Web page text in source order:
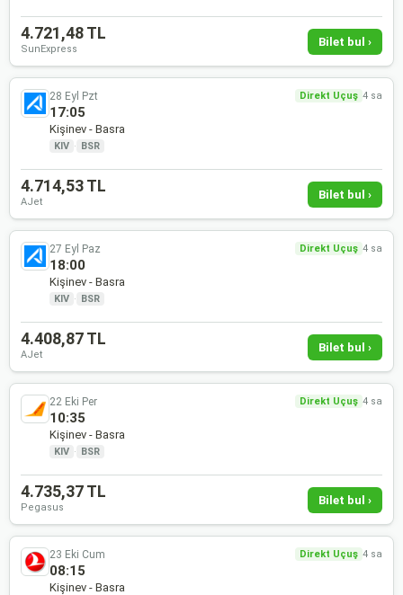
4.721,48 TL
SunExpress
Bilet bul ›
28 Eyl Pzt Direkt Uçuş 4 sa
17:05
Kişinev - Basra
KIV · BSR
4.714,53 TL
AJet
Bilet bul ›
27 Eyl Paz Direkt Uçuş 4 sa
18:00
Kişinev - Basra
KIV · BSR
4.408,87 TL
AJet
Bilet bul ›
22 Eki Per Direkt Uçuş 4 sa
10:35
Kişinev - Basra
KIV · BSR
4.735,37 TL
Pegasus
Bilet bul ›
23 Eki Cum Direkt Uçuş 4 sa
08:15
Kişinev - Basra